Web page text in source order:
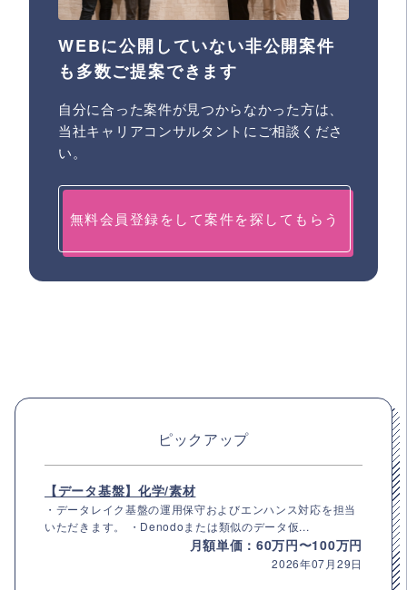
WEBに公開していない非公開案件
も多数ご提案できます
自分に合った案件が見つからなかった方は、
当社キャリアコンサルタントにご相談くださ
い。
無料会員登録をして案件を探してもらう
ピックアップ
【データ基盤】化学/素材
・データレイク基盤の運用保守およびエンハンス対応を担当
いただきます。 ・Denodoまたは類似のデータ仮...
月額単価：60万円〜100万円
2026年07月29日